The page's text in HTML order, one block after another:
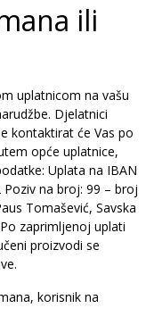
ili
uplatnicom na vašu
Djelatnici
kontaktirat će Vas po
opće uplatnice,
Uplata na IBAN
Poziv na broj: 99 – broj
Tomašević, Savska
Po zaprimljenoj uplati
proizvodi se
korisnik na